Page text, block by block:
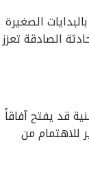
الصغيرة
الصادقة تعزز
قد يفتح آفاقاً
للاهتمام من